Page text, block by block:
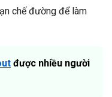
chế đường để làm
được nhiều người